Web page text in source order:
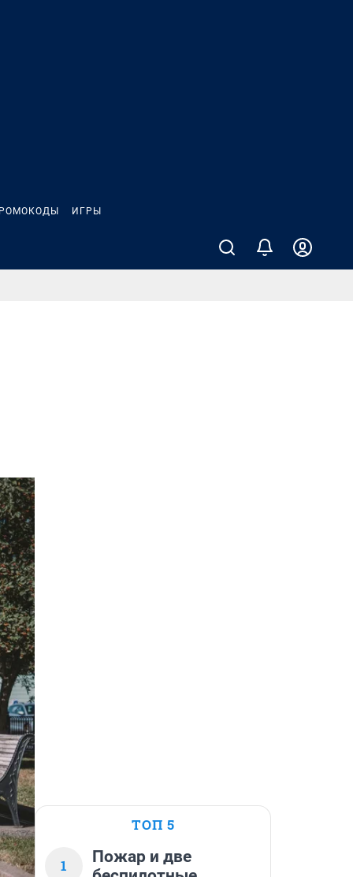
ИГРЫ
ТОП 5
1
Пожар и две